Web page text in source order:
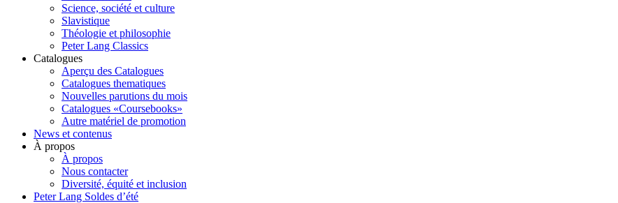
Science, société et culture
Slavistique
Théologie et philosophie
Peter Lang Classics
Catalogues
Aperçu des Catalogues
Catalogues thematiques
Nouvelles parutions du mois
Catalogues «Coursebooks»
Autre matériel de promotion
News et contenus
À propos
À propos
Nous contacter
Diversité, équité et inclusion
Peter Lang Soldes d’été